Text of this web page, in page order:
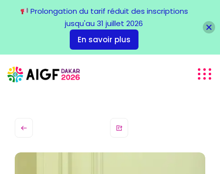
Prolongation du tarif réduit des inscriptions
jusqu'au 31 juillet 2026
En savoir plus